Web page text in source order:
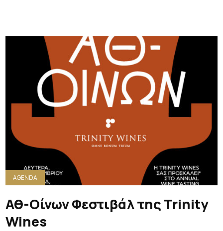
AGENDA
Αθ-Οίνων Φεστιβάλ της Trinity
Wines